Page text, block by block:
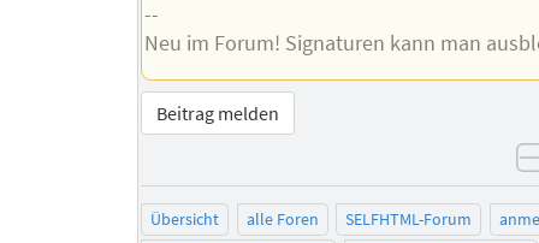
--
Neu im Forum! Signaturen kann man
Beitrag melden
Übersicht alle Foren SELFHTML-Forum